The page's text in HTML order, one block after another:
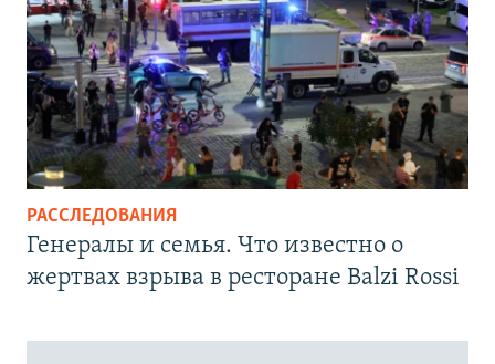
РАССЛЕДОВАНИЯ
Генералы и семья. Что известно о
жертвах взрыва в ресторане Balzi Rossi